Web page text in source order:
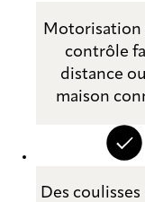
Motorisation
contrôle
distance
maison
Des